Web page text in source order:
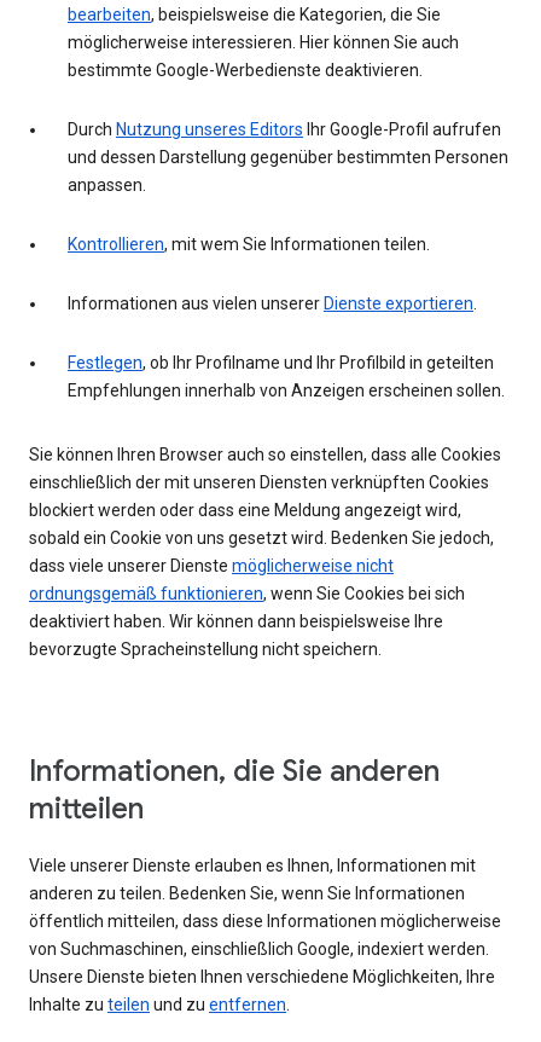
bearbeiten, beispielsweise die Kategorien, die Sie
möglicherweise interessieren. Hier können Sie auch
bestimmte Google-Werbedienste deaktivieren.
Durch Nutzung unseres Editors Ihr Google-Profil aufrufen
und dessen Darstellung gegenüber bestimmten Personen
anpassen.
Kontrollieren, mit wem Sie Informationen teilen.
Informationen aus vielen unserer Dienste exportieren.
Festlegen, ob Ihr Profilname und Ihr Profilbild in geteilten
Empfehlungen innerhalb von Anzeigen erscheinen sollen.
Sie können Ihren Browser auch so einstellen, dass alle Cookies
einschließlich der mit unseren Diensten verknüpften Cookies
blockiert werden oder dass eine Meldung angezeigt wird,
sobald ein Cookie von uns gesetzt wird. Bedenken Sie jedoch,
dass viele unserer Dienste möglicherweise nicht
ordnungsgemäß funktionieren, wenn Sie Cookies bei sich
deaktiviert haben. Wir können dann beispielsweise Ihre
bevorzugte Spracheinstellung nicht speichern.
Informationen, die Sie anderen
mitteilen
Viele unserer Dienste erlauben es Ihnen, Informationen mit
anderen zu teilen. Bedenken Sie, wenn Sie Informationen
öffentlich mitteilen, dass diese Informationen möglicherweise
von Suchmaschinen, einschließlich Google, indexiert werden.
Unsere Dienste bieten Ihnen verschiedene Möglichkeiten, Ihre
Inhalte zu teilen und zu entfernen.